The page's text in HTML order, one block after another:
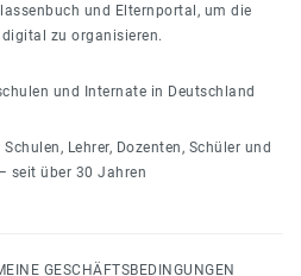
und Elternportal, um die
zu organisieren.
und Internate in Deutschland
Lehrer, Dozenten, Schüler und
seit über 30 Jahren
GESCHÄFTSBEDINGUNGEN